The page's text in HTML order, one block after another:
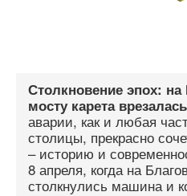
Столкновение эпох:
мосту карета
аварии, как и любая
столицы, прекрасно
– историю и
8 апреля, когда на
столкнулись машина и